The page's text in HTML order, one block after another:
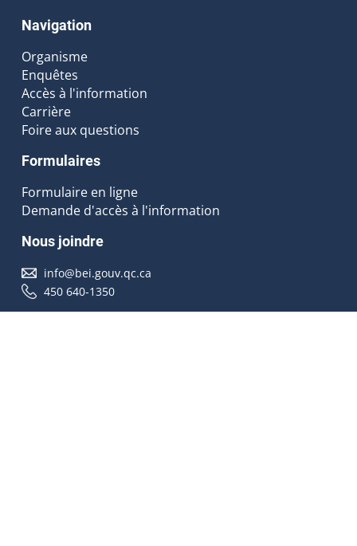
Navigation
Organisme
Enquêtes
Accès à l'information
Carrière
Foire aux questions
Formulaires
Formulaire en ligne
Demande d'accès à l'information
Nous joindre
info@bei.gouv.qc.ca
450 640-1350